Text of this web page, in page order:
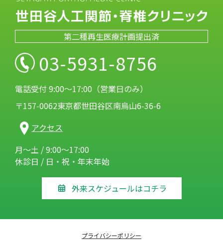
第二種再生医療計画提出済
03-5931-8756
電話受付 9:00～17:00（営業日のみ）
〒157-0062東京都世田谷区南烏山6-36-6
アクセス
月～土 / 9:00～17:00
休診日 / 日・祝・年末年始
外来スケジュールはコチラ
プライバシーポリシー